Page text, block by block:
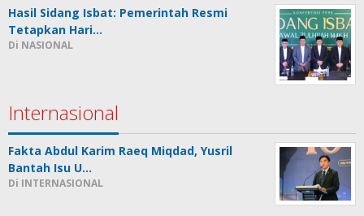
Hasil Sidang Isbat: Pemerintah Resmi
Tetapkan Hari…
Di NASIONAL
Internasional
Fakta Abdul Karim Raeq Miqdad, Yusril
Bantah Isu U…
Di INTERNASIONAL